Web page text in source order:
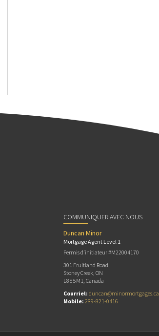
COMMUNIQUER AVEC NOUS
Duncan Minor
Mortgage Agent Level 1
Permis d’initiateur #M22004170
301 Fruitland Road
Stoney Creek, ON
L8E 5M1, Canada
Courriel: duncan@minormortgages.ca
Mobile: 289-821-0416